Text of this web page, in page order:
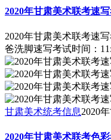
2020年甘肃美术联考速
2020年甘肃美术联考速
爸洗脚速写考试时间：
甘肃美术统考信息2020
2020年甘肃美术联考色